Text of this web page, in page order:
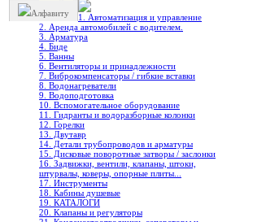
Алфавиту
1. Автоматизация и управление
2. Аренда автомобилей с водителем.
3. Арматура
4. Биде
5. Ванны
6. Вентиляторы и принадлежности
7. Виброкомпенсаторы / гибкие вставки
8. Водонагреватели
9. Водоподготовка
10. Вспомогательное оборудование
11. Гидранты и водоразборные колонки
12. Горелки
13. Двутавр
14. Детали трубопроводов и арматуры
15. Дисковые поворотные затворы / заслонки
16. Задвижки, вентили, клапаны, штоки,
штурвалы, коверы, опорные плиты...
17. Инструменты
18. Кабины душевые
19. КАТАЛОГИ
20. Клапаны и регуляторы